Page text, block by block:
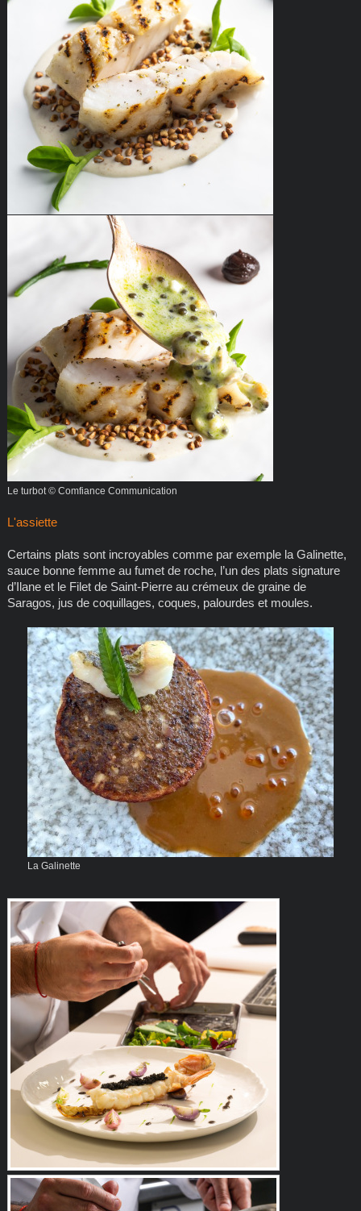
Le turbot © Comfiance Communication
L'assiette
Certains plats sont incroyables comme par exemple la Galinette,
sauce bonne femme au fumet de roche, l’un des plats signature
d’Ilane et le Filet de Saint-Pierre au crémeux de graine de
Saragos, jus de coquillages, coques, palourdes et moules.
La Galinette